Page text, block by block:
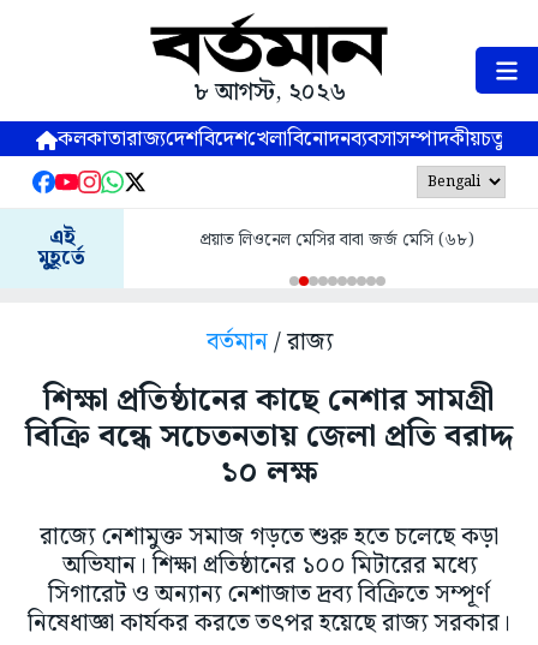
৮ আগস্ট, ২০২৬
কলকাতারাজ্যদেশবিদেশখেলাবিনোদনব্যবসাসম্পাদকীয়
এই
মুহূর্তে
প্রয়াত লিওনেল মেসির বাবা জর্জ মেসি (৬৮)
বর্তমান/ রাজ্য
শিক্ষা প্রতিষ্ঠানের কাছে নেশার সামগ্রী
বিক্রি বন্ধে সচেতনতায় জেলা প্রতি বরাদ্দ
১০ লক্ষ
রাজ্যে নেশামুক্ত সমাজ গড়তে শুরু হতে চলেছে কড়া
অভিযান। শিক্ষা প্রতিষ্ঠানের ১০০ মিটারের মধ্যে
সিগারেট ও অন্যান্য নেশাজাত দ্রব্য বিক্রিতে সম্পূর্ণ
নিষেধাজ্ঞা কার্যকর করতে তৎপর হয়েছে রাজ্য সরকার।